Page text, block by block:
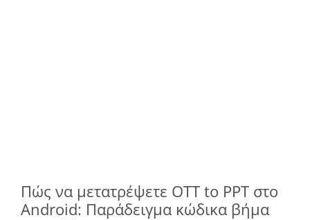
Πώς να μετατρέψετε OTT to PPT στο
Android: Παράδειγμα κώδικα βήμα